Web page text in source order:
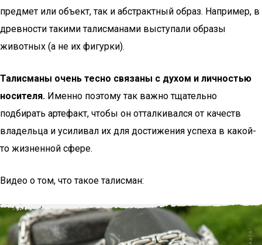
предмет или объект, так и абстрактный образ. Например, в
древности такими талисманами выступали образы
животных (а не их фигурки).
Талисманы очень тесно связаны с духом и личностью
носителя. Именно поэтому так важно тщательно
подбирать артефакт, чтобы он отталкивался от качеств
владельца и усиливал их для достижения успеха в какой-
то жизненной сфере.
Видео о том, что такое талисман: